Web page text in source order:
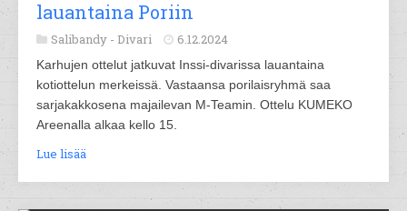
lauantaina Poriin
Salibandy - Divari 6.12.2024
Karhujen ottelut jatkuvat Inssi-divarissa lauantaina
kotiottelun merkeissä. Vastaansa porilaisryhmä saa
sarjakakkosena majailevan M-Teamin. Ottelu KUMEKO
Areenalla alkaa kello 15.
Lue lisää